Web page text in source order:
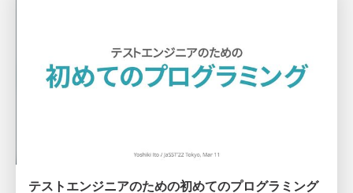
テストエンジニアのための初めてのプログラミング